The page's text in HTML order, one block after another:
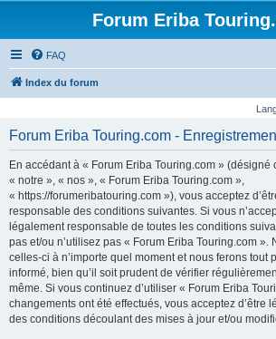
Forum Eriba
FAQ
Index du forum
Forum Eriba Touring.com -
En accédant à « Forum Eriba Touring.com » (désigné
« notre », « nos », « Forum Eriba Touring.com »,
« https://forumeribatouring.com »), vous acceptez
responsable des conditions suivantes. Si vous
légalement responsable de toutes les conditions
pas et/ou n’utilisez pas « Forum Eriba Touring.com ».
celles-ci à n’importe quel moment et nous ferons tout
informé, bien qu’il soit prudent de vérifier
même. Si vous continuez d’utiliser « Forum Eriba
changements ont été effectués, vous acceptez d’être
des conditions découlant des mises à jour et/ou